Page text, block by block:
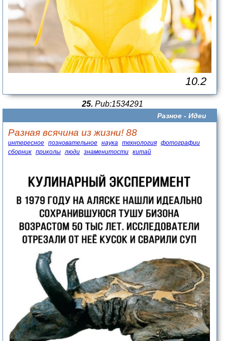
10.2
25. Pub:1534291
Разное - Идеи
Разная всячина из жизни! 88
интересное позновательное наука технология фотографии
сборник приколы люди знаменитости китай